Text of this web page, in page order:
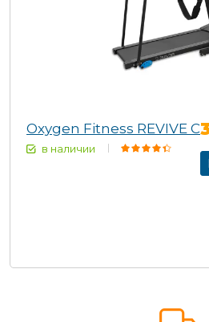
Oxygen Fitness REVIVE C
в наличии